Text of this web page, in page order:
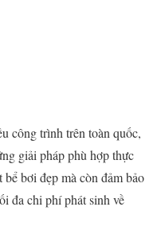
công trình trên toàn quốc,
giải pháp phù hợp thực
bơi đẹp mà còn đảm bảo
đa chi phí phát sinh về